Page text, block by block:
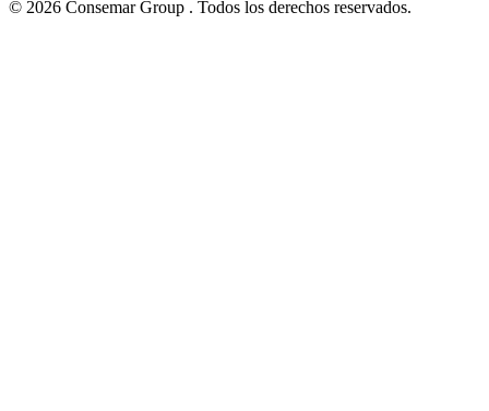
© 2026 Consemar Group . Todos los derechos reservados.